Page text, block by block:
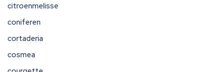
citroenmelisse
coniferen
cortaderia
cosmea